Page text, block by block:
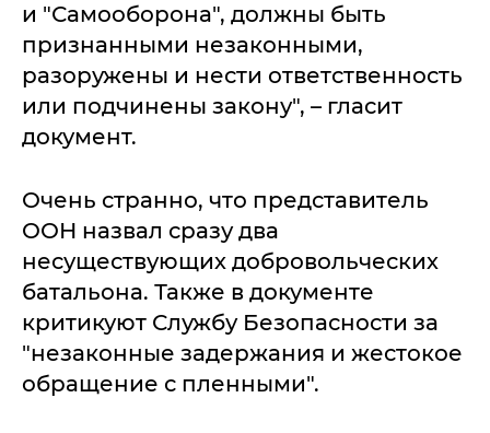
и "Самооборона", должны быть
признанными незаконными,
разоружены и нести ответственность
или подчинены закону", – гласит
документ.
Очень странно, что представитель
ООН назвал сразу два
несуществующих добровольческих
батальона. Также в документе
критикуют Службу Безопасности за
"незаконные задержания и жестокое
обращение с пленными".